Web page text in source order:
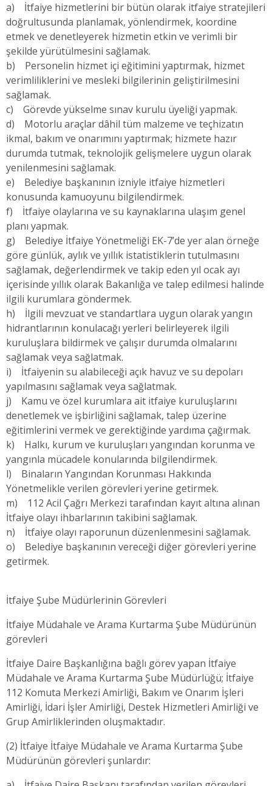
a) İtfaiye hizmetlerini bir bütün olarak itfaiye stratejileri
doğrultusunda planlamak, yönlendirmek, koordine
etmek ve denetleyerek hizmetin etkin ve verimli bir
şekilde yürütülmesini sağlamak.
b) Personelin hizmet içi eğitimini yaptırmak, hizmet
verimliliklerini ve mesleki bilgilerinin geliştirilmesini
sağlamak.
c) Görevde yükselme sınav kurulu üyeliği yapmak.
d) Motorlu araçlar dâhil tüm malzeme ve teçhizatın
ikmal, bakım ve onarımını yaptırmak; hizmete hazır
durumda tutmak, teknolojik gelişmelere uygun olarak
yenilenmesini sağlamak.
e) Belediye başkanının izniyle itfaiye hizmetleri
konusunda kamuoyunu bilgilendirmek.
f) İtfaiye olaylarına ve su kaynaklarına ulaşım genel
planı yapmak.
g) Belediye İtfaiye Yönetmeliği EK-7’de yer alan örneğe
göre günlük, aylık ve yıllık istatistiklerin tutulmasını
sağlamak, değerlendirmek ve takip eden yıl ocak ayı
içerisinde yıllık olarak Bakanlığa ve talep edilmesi halinde
ilgili kurumlara göndermek.
h) İlgili mevzuat ve standartlara uygun olarak yangın
hidrantlarının konulacağı yerleri belirleyerek ilgili
kuruluşlara bildirmek ve çalışır durumda olmalarını
sağlamak veya sağlatmak.
i) İtfaiyenin su alabileceği açık havuz ve su depoları
yapılmasını sağlamak veya sağlatmak.
j) Kamu ve özel kurumlara ait itfaiye kuruluşlarını
denetlemek ve işbirliğini sağlamak, talep üzerine
eğitimlerini vermek ve gerektiğinde yardıma çağırmak.
k) Halkı, kurum ve kuruluşları yangından korunma ve
yangınla mücadele konularında bilgilendirmek.
l) Binaların Yangından Korunması Hakkında
Yönetmelikle verilen görevleri yerine getirmek.
m) 112 Acil Çağrı Merkezi tarafından kayıt altına alınan
İtfaiye olayı ihbarlarının takibini sağlamak.
n) İtfaiye olayı raporunun düzenlenmesini sağlamak.
o) Belediye başkanının vereceği diğer görevleri yerine
getirmek.
İtfaiye Şube Müdürlerinin Görevleri
İtfaiye Müdahale ve Arama Kurtarma Şube Müdürünün
görevleri
İtfaiye Daire Başkanlığına bağlı görev yapan İtfaiye
Müdahale ve Arama Kurtarma Şube Müdürlüğü; İtfaiye
112 Komuta Merkezi Amirliği, Bakım ve Onarım İşleri
Amirliği, İdari İşler Amirliği, Destek Hizmetleri Amirliği ve
Grup Amirliklerinden oluşmaktadır.
(2) İtfaiye İtfaiye Müdahale ve Arama Kurtarma Şube
Müdürünün görevleri şunlardır: